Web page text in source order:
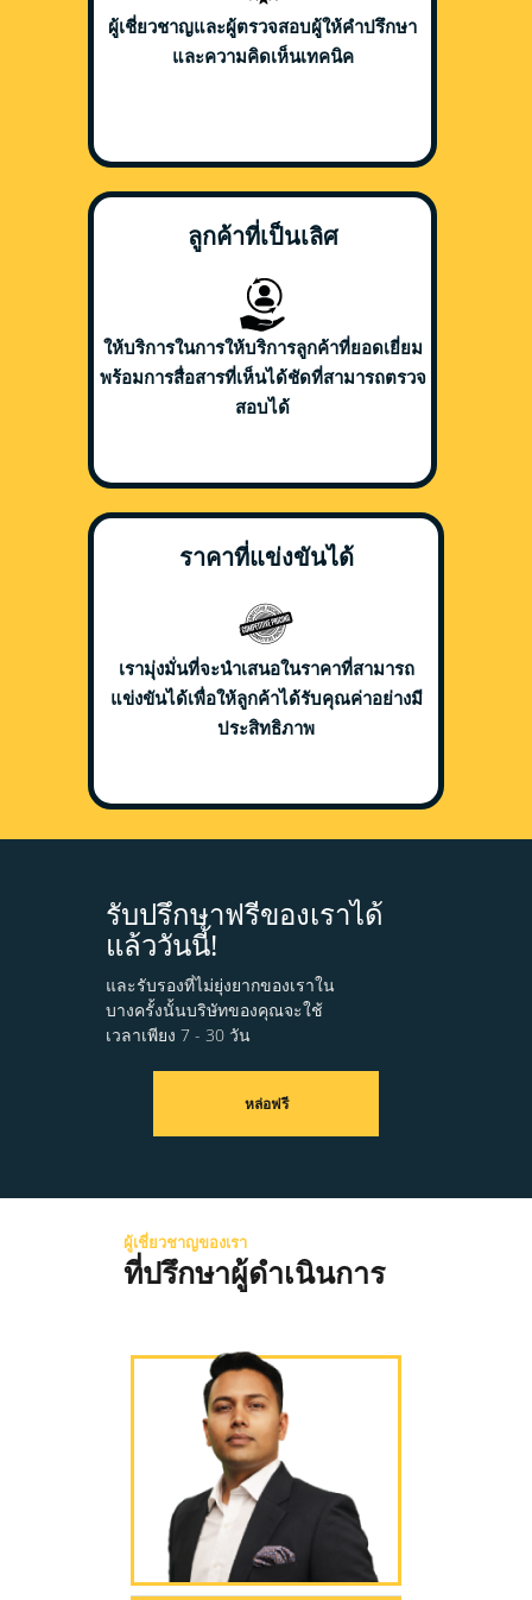
ผู้เชี่ยวชาญและผู้ตรวจสอบผู้ให้คำปรึกษา
และความคิดเห็นเทคนิค
ลูกค้าที่เป็นเลิศ
ให้บริการในการให้บริการลูกค้าที่ยอดเยี่ยม
พร้อมการสื่อสารที่เห็นได้ชัดที่สามารถตรวจ
สอบได้
ราคาที่แข่งขันได้
เรามุ่งมั่นที่จะนำเสนอในราคาที่สามารถ
แข่งขันได้เพื่อให้ลูกค้าได้รับคุณค่าอย่างมี
ประสิทธิภาพ
รับปรึกษาฟรีของเราได้
แล้ววันนี้!
และรับรองที่ไม่ยุ่งยากของเราใน
บางครั้งนั้นบริษัทของคุณจะใช้
เวลาเพียง 7 - 30 วัน
หล่อฟรี
ผู้เชี่ยวชาญของเรา
ที่ปรึกษาผู้ดำเนินการ